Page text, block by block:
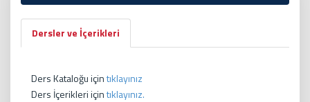
Dersler ve İçerikleri
Ders Kataloğu içintıklayınız
Ders İçerikleri içintıklayınız.